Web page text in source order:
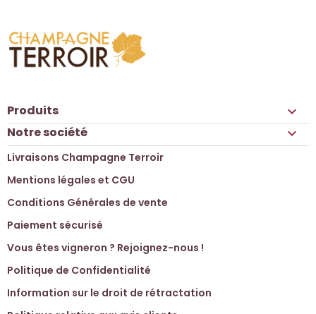
Produits 
Notre société 
Livraisons Champagne Terroir
Mentions légales et CGU
Conditions Générales de vente
Paiement sécurisé
Vous êtes vigneron ? Rejoignez-nous !
Politique de Confidentialité
Information sur le droit de rétractation